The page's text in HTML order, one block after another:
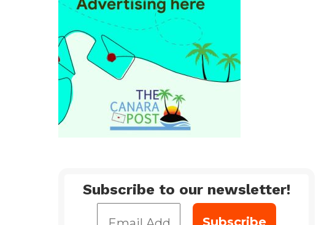
Subscribe to our newsletter!